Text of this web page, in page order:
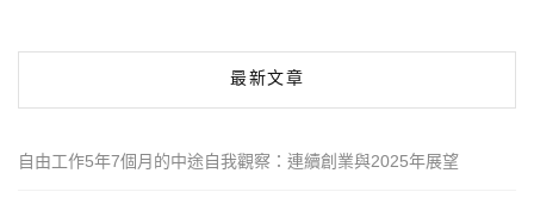
最新文章
自由工作5年7個月的中途自我觀察：連續創業與2025年展望